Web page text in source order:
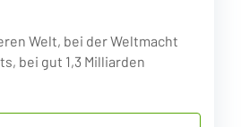
Welt, bei der Weltmacht
bei gut 1,3 Milliarden